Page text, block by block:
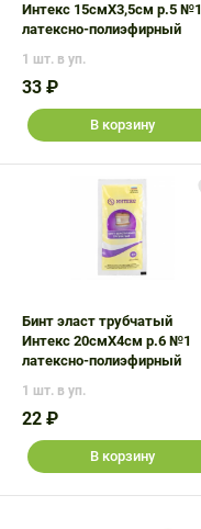
Интекс 15смX3,5см р.5 №1
латексно-полиэфирный
1 шт. в уп.
33 ₽
В корзину
Бинт эласт трубчатый
Интекс 20смX4см р.6 №1
латексно-полиэфирный
1 шт. в уп.
22 ₽
В корзину